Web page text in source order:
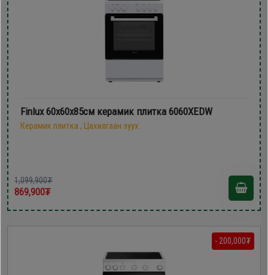
Finlux 60х60х85см керамик плитка 6060XEDW
Керамик плитка , Цахилгаан зуух
1,099,900₮
869,900₮
- 200,000₮